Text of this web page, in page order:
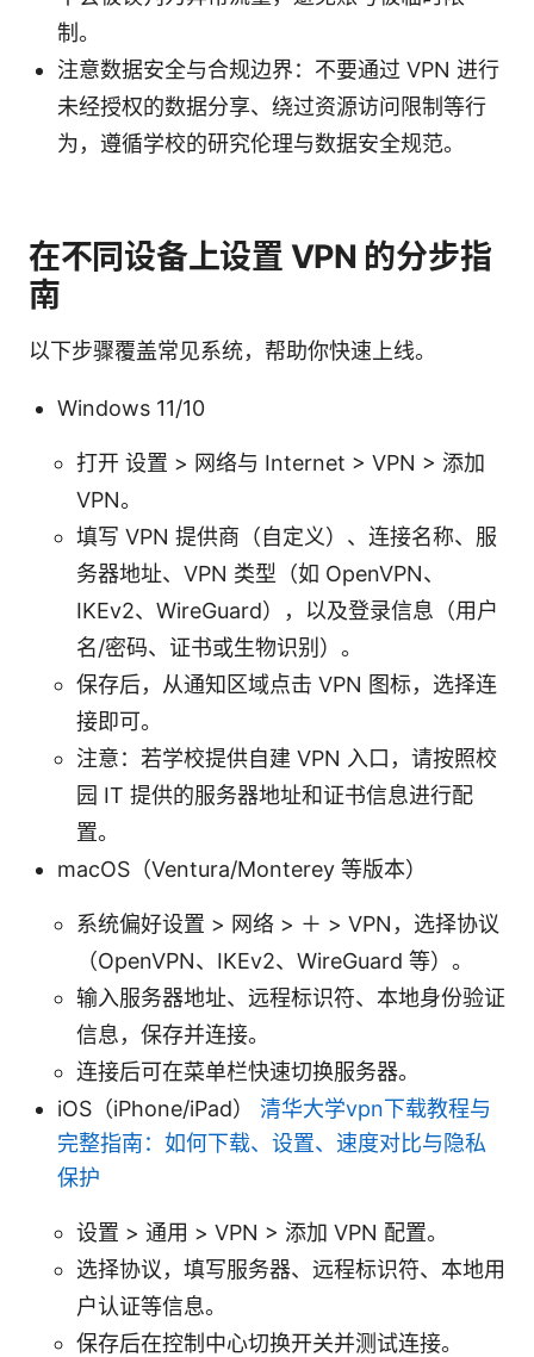
制。
注意数据安全与合规边界：不要通过 VPN 进行
未经授权的数据分享、绕过资源访问限制等行
为，遵循学校的研究伦理与数据安全规范。
在不同设备上设置 VPN 的分步指
南
以下步骤覆盖常见系统，帮助你快速上线。
Windows 11/10
打开 设置 > 网络与 Internet > VPN > 添加
VPN。
填写 VPN 提供商（自定义）、连接名称、服
务器地址、VPN 类型（如 OpenVPN、
IKEv2、WireGuard），以及登录信息（用户
名/密码、证书或生物识别）。
保存后，从通知区域点击 VPN 图标，选择连
接即可。
注意：若学校提供自建 VPN 入口，请按照校
园 IT 提供的服务器地址和证书信息进行配
置。
macOS（Ventura/Monterey 等版本）
系统偏好设置 > 网络 > ＋ > VPN，选择协议
（OpenVPN、IKEv2、WireGuard 等）。
输入服务器地址、远程标识符、本地身份验证
信息，保存并连接。
连接后可在菜单栏快速切换服务器。
iOS（iPhone/iPad） 清华大学vpn下载教程与
完整指南：如何下载、设置、速度对比与隐私
保护
设置 > 通用 > VPN > 添加 VPN 配置。
选择协议，填写服务器、远程标识符、本地用
户认证等信息。
保存后在控制中心切换开关并测试连接。